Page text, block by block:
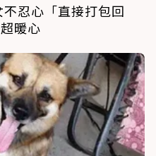
忍心「直接打包回
暖心